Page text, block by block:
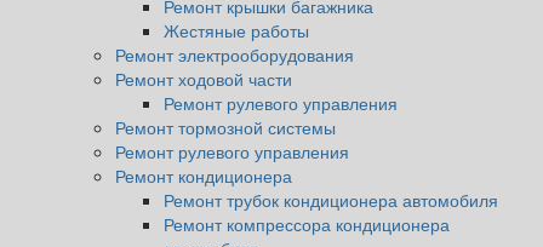
Ремонт крышки багажника
Жестяные работы
Ремонт электрооборудования
Ремонт ходовой части
Ремонт рулевого управления
Ремонт тормозной системы
Ремонт рулевого управления
Ремонт кондиционера
Ремонт трубок кондиционера автомобиля
Ремонт компрессора кондиционера